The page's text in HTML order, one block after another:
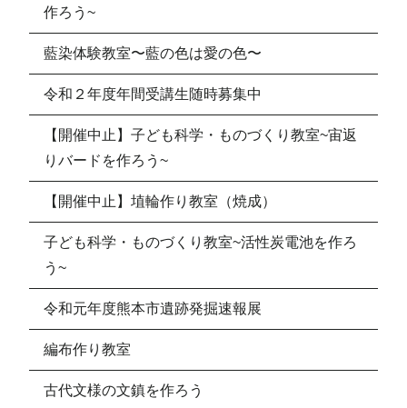
作ろう~
藍染体験教室〜藍の色は愛の色〜
令和２年度年間受講生随時募集中
【開催中止】子ども科学・ものづくり教室~宙返
りバードを作ろう~
【開催中止】埴輪作り教室（焼成）
子ども科学・ものづくり教室~活性炭電池を作ろ
う~
令和元年度熊本市遺跡発掘速報展
編布作り教室
古代文様の文鎮を作ろう